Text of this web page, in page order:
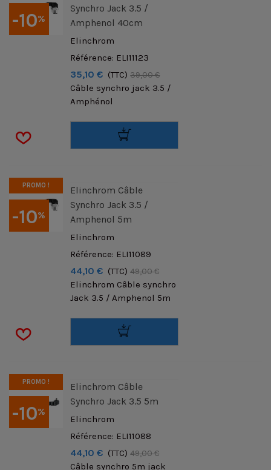
-10%
Synchro Jack 3.5 /
Amphenol 40cm
Elinchrom
Référence: ELI11123
35,10 € (TTC) 39,00 €
Câble synchro jack 3.5 /
Amphénol
-10%
PROMO !
Elinchrom Câble
Synchro Jack 3.5 /
Amphenol 5m
Elinchrom
Référence: ELI11089
44,10 € (TTC) 49,00 €
Elinchrom Câble synchro
Jack 3.5 / Amphenol 5m
-10%
PROMO !
Elinchrom Câble
Synchro Jack 3.5 5m
Elinchrom
Référence: ELI11088
44,10 € (TTC) 49,00 €
Câble synchro 5m jack